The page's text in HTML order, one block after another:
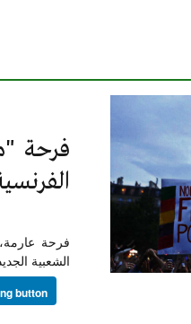
فرحة
فرحة عارمة،
الشعبية